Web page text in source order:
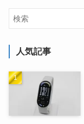
人気記事